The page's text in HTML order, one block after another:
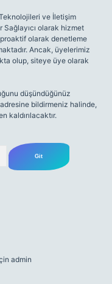
ve İletişim
Sağlayıcı olarak hizmet
olarak denetleme
Ancak, üyelerimiz
olup, siteye üye olarak
düşündüğünüz
adresine bildirmeniz halinde,
kaldırılacaktır.
admin